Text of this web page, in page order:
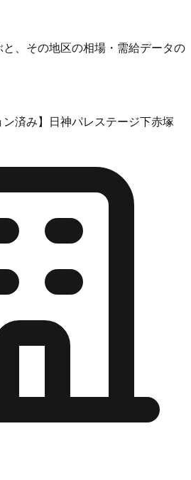
、その地区の相場・需給データの
ン済み】日神パレステージ下赤塚